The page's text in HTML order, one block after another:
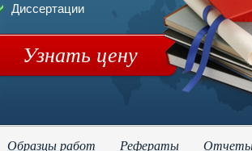
Диссертации
Узнать цену
Образцы работ Рефераты Отчеты